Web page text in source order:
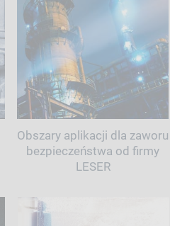
Obszary aplikacji dla zaworu
bezpieczeństwa od firmy
LESER